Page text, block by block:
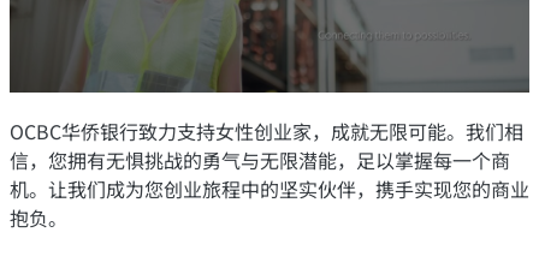
OCBC华侨银行致力支持女性创业家，成就无限可能。我们相
信，您拥有无惧挑战的勇气与无限潜能，足以掌握每一个商
机。让我们成为您创业旅程中的坚实伙伴，携手实现您的商业
抱负。